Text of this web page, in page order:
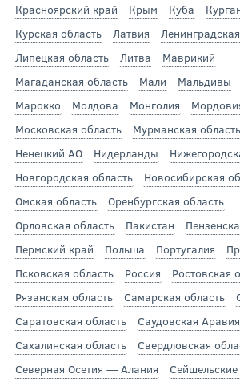
Красноярский край
Крым Куба
Курская область
Латвия
Липецкая область
Литва
Маврикий
Магаданская область
Мали Мальдивы
Марокко
Молдова Монголия
Московская область
Мурманская область
Ненецкий АО
Нидерланды
Новгородская область
Новосибирская
Омская область
Оренбургская область
Орловская область
Пакистан
Пермский край
Польша Португалия
Псковская область
Россия Ростовская
Рязанская область
Самарская область
Саратовская область
Саудовская Аравия
Сахалинская область
Свердловская
Северная Осетия — Алания